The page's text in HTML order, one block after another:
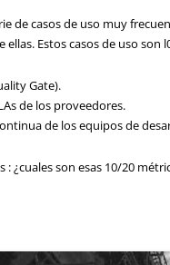
de casos de uso muy
Estos casos de uso son
Gate).
de los proveedores.
de los equipos de
¿cuales son esas 10/20